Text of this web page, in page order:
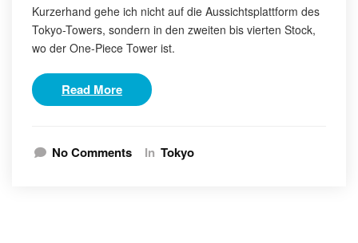
Kurzerhand gehe ich nicht auf die Aussichtsplattform des
Tokyo-Towers, sondern in den zweiten bis vierten Stock,
wo der One-Piece Tower ist.
Read More
No Comments In Tokyo